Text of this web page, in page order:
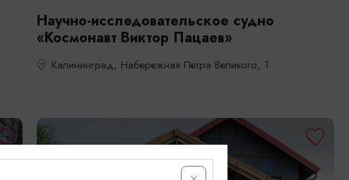
Научно-исследовательское судно
«Космонавт Виктор Пацаев»
Калининград, Набережная Петра Великого, 1